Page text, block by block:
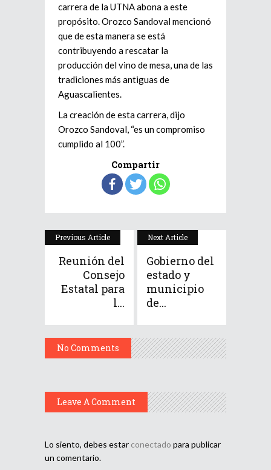
carrera de la UTNA abona a este
propósito. Orozco Sandoval mencionó
que de esta manera se está
contribuyendo a rescatar la
producción del vino de mesa, una de las
tradiciones más antiguas de
Aguascalientes.
La creación de esta carrera, dijo
Orozco Sandoval, “es un compromiso
cumplido al 100”.
Compartir
Previous Article
Reunión del
Consejo
Estatal para
l...
Next Article
Gobierno del
estado y
municipio
de...
No Comments
Leave A Comment
Lo siento, debes estar conectado para publicar
un comentario.